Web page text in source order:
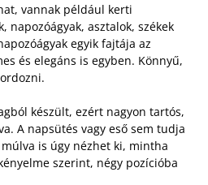
vannak például kerti
napozóágyak, asztalok, székek
egyik fajtája az
és elegáns is egyben. Könnyű,
készült, ezért nagyon tartós,
A napsütés vagy eső sem tudja
is úgy nézhet ki, mintha
szerint, négy pozícióba